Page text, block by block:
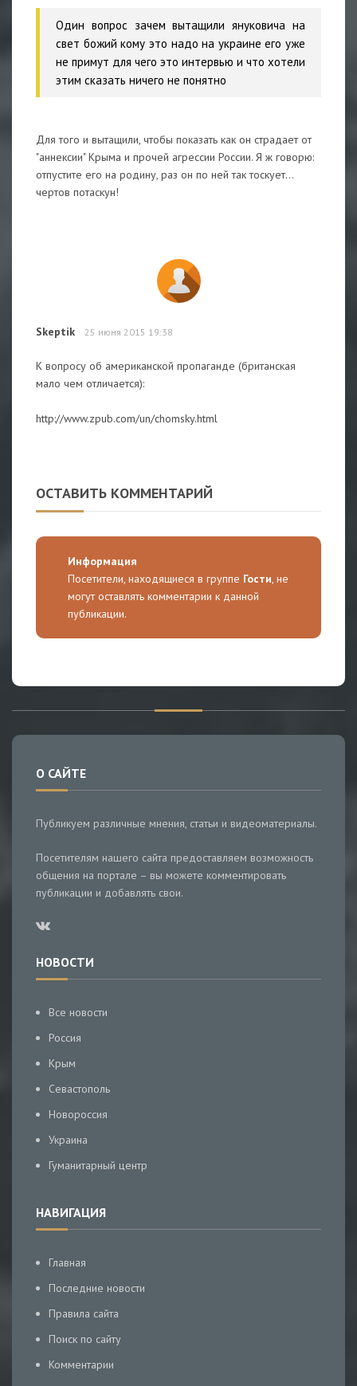
Один вопрос зачем вытащили януковича на
свет божий кому это надо на украине его уже
не примут для чего это интервью и что хотели
этим сказать ничего не понятно
Для того и вытащили, чтобы показать как он страдает от
"аннексии" Крыма и прочей агрессии России. Я ж говорю:
отпустите его на родину, раз он по ней так тоскует...
чертов потаскун!
Skeptik 25 июня 2015 19:38
К вопросу об американской пропаганде (британская
мало чем отличается):
http://www.zpub.com/un/chomsky.html
ОСТАВИТЬ КОММЕНТАРИЙ
Информация
Посетители, находящиеся в группе Гости, не
могут оставлять комментарии к данной
публикации.
О САЙТЕ
Публикуем различные мнения, статьи и видеоматериалы.
Посетителям нашего сайта предоставляем возможность
общения на портале – вы можете комментировать
публикации и добавлять свои.
НОВОСТИ
Все новости
Россия
Крым
Севастополь
Новороссия
Украина
Гуманитарный центр
НАВИГАЦИЯ
Главная
Последние новости
Правила сайта
Поиск по сайту
Комментарии